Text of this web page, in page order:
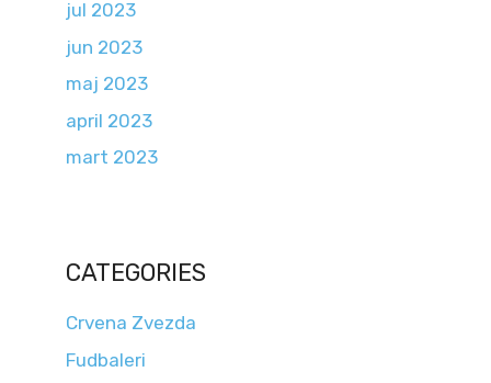
jul 2023
jun 2023
maj 2023
april 2023
mart 2023
CATEGORIES
Crvena Zvezda
Fudbaleri